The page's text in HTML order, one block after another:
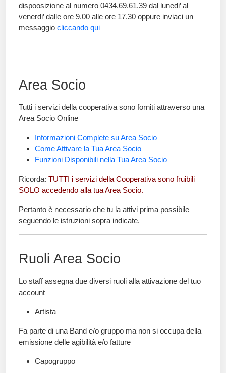
dispoosizione al numero 0434.69.61.39 dal lunedi’ al
venerdi’ dalle ore 9.00 alle ore 17.30 oppure inviaci un
messaggio cliccando qui
Area Socio
Tutti i servizi della cooperativa sono forniti attraverso una
Area Socio Online
Informazioni Complete su Area Socio
Come Attivare la Tua Area Socio
Funzioni Disponibili nella Tua Area Socio
Ricorda: TUTTI i servizi della Cooperativa sono fruibili
SOLO accedendo alla tua Area Socio.
Pertanto è necessario che tu la attivi prima possibile
seguendo le istruzioni sopra indicate.
Ruoli Area Socio
Lo staff assegna due diversi ruoli alla attivazione del tuo
account
Artista
Fa parte di una Band e/o gruppo ma non si occupa della
emissione delle agibilità e/o fatture
Capogruppo